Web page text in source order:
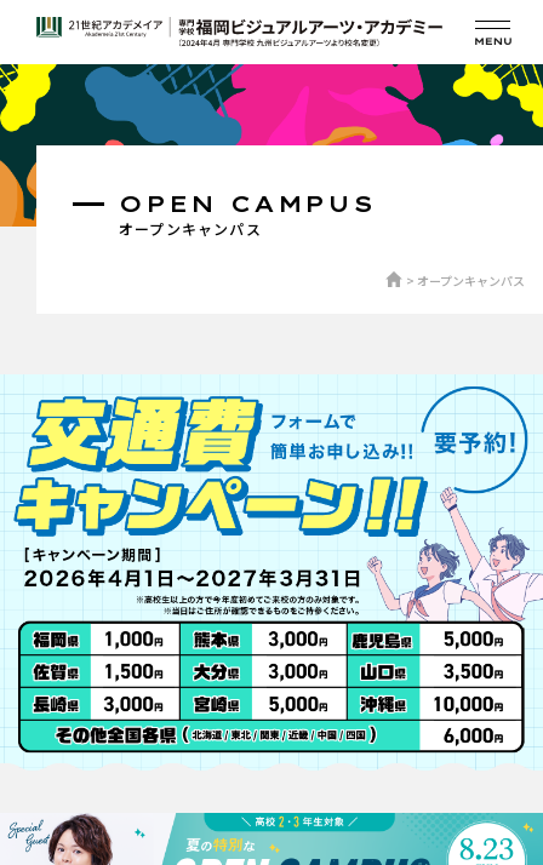
オープンキャンパス
OPEN CAMPUS
オープンキャンパス